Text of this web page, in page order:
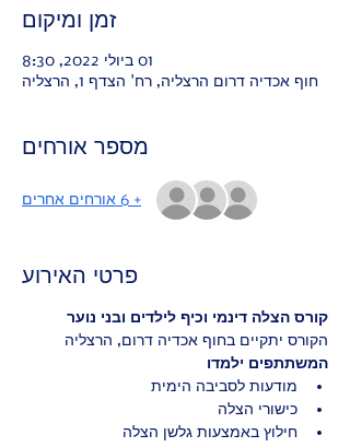
זמן ומיקום
01 ביולי 2022, 8:30
חוף אכדיה דרום הרצליה, רח' הצדף 1, הרצליה
מספר אורחים
+ 6 אורחים אחרים
פרטי האירוע
קורס הצלה דינמי וכיף לילדים ובני נוער
הקורס יתקיים בחוף אכדיה דרום, הרצליה
המשתתפים ילמדו
מודעות לסביבה הימית
כישורי הצלה
חילוץ באמצעות גלשן הצלה